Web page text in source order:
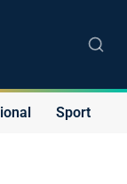
Sport